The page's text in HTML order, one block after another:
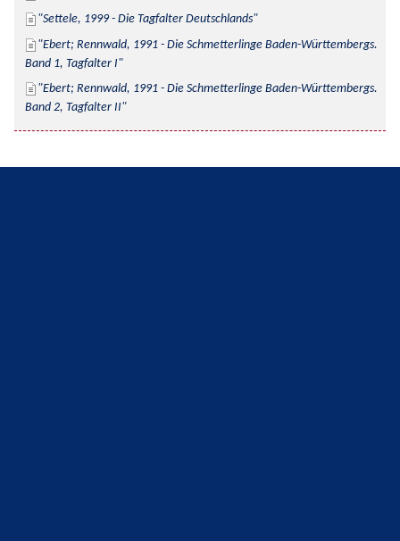
Settele, 1999 - Die Tagfalter Deutschlands
Ebert; Rennwald, 1991 - Die Schmetterlinge Baden-Württembergs.
Band 1, Tagfalter I
Ebert; Rennwald, 1991 - Die Schmetterlinge Baden-Württembergs.
Band 2, Tagfalter II